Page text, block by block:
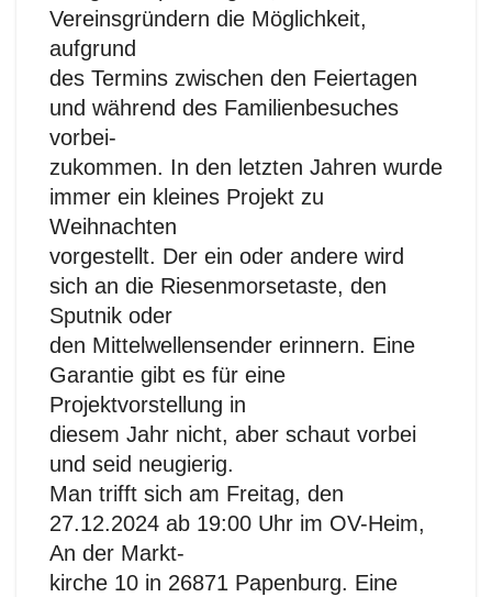
Vereinsgründern die Möglichkeit,
aufgrund
des Termins zwischen den Feiertagen
und während des Familienbesuches
vorbei-
zukommen. In den letzten Jahren wurde
immer ein kleines Projekt zu
Weihnachten
vorgestellt. Der ein oder andere wird
sich an die Riesenmorsetaste, den
Sputnik oder
den Mittelwellensender erinnern. Eine
Garantie gibt es für eine
Projektvorstellung in
diesem Jahr nicht, aber schaut vorbei
und seid neugierig.
Man trifft sich am Freitag, den
27.12.2024 ab 19:00 Uhr im OV-Heim,
An der Markt-
kirche 10 in 26871 Papenburg. Eine